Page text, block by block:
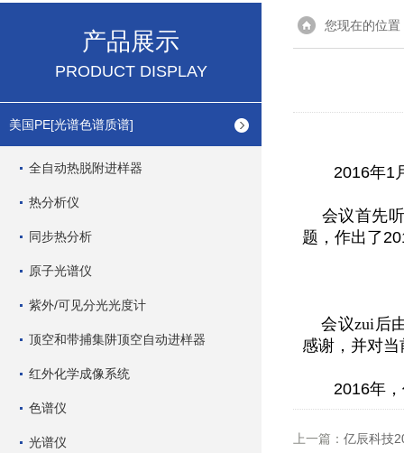
产品展示
PRODUCT DISPLAY
美国PE[光谱色谱质谱]
全自动热脱附进样器
热分析仪
同步热分析
原子光谱仪
紫外/可见分光光度计
顶空和带捕集阱顶空自动进样器
红外化学成像系统
色谱仪
光谱仪
您现在的位置
2016年1
会议首先听
题，作出了
会议zui后
感谢，并对
2016年
上一篇： 亿辰科技